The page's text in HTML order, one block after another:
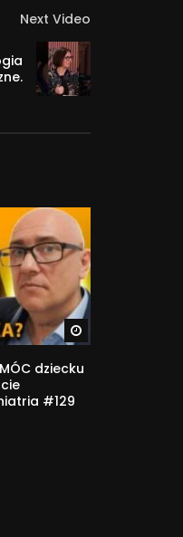
Next Video
dziecku
#129